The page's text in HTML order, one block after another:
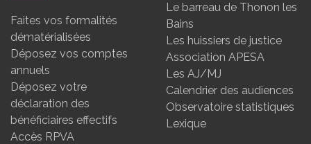
Faites vos formalités
dématérialisées
Déposez vos comptes
annuels
Déposez votre
déclaration des
bénéficiaires effectifs
Accès RPVA
Le barreau de Thonon les
Bains
Les huissiers de justice
Association APESA
Les AJ/MJ
Calendrier des audiences
Observatoire statistiques
Lexique